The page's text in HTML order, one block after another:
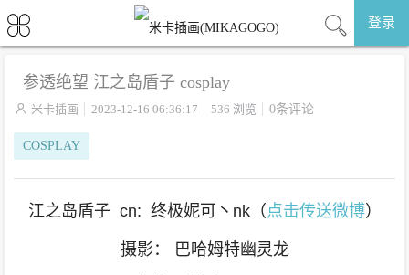
登录
参透绝望 江之岛盾子 cosplay
 米卡插画 2023-12-16 06:36:17 536 浏览 0条评论
COSPLAY
江之岛盾子 cn: 终极妮可丶nk（ 点击传送微博）
摄影： 巴哈姆特幽灵龙